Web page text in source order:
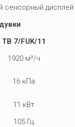
сенсорный дисплей
TB 7/FUK/11
1920 м³/ч
16 кПа
11 кВт
105 Гц